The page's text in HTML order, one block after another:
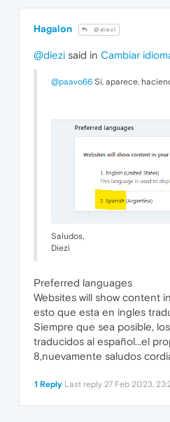
Hagalon @diezi
@diezi said in Cambiar
@paavo66 Si, aparece.
Saludos,
Diezi
Preferred languages
Websites will show content
esto que esta en ingles
Siempre que sea posible,
traducidos al español...el
8,nuevamente saludos
1 Reply Last reply 27 Feb 2023,